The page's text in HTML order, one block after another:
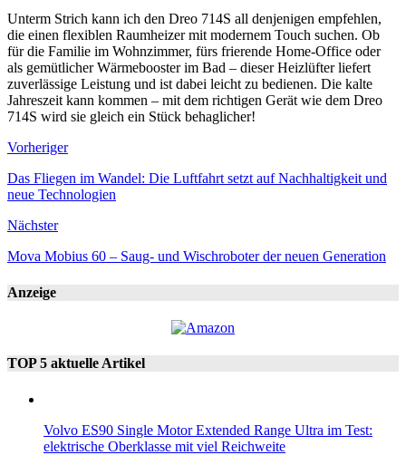
Unterm Strich kann ich den Dreo 714S all denjenigen empfehlen,
die einen flexiblen Raumheizer mit modernem Touch suchen. Ob
für die Familie im Wohnzimmer, fürs frierende Home-Office oder
als gemütlicher Wärmebooster im Bad – dieser Heizlüfter liefert
zuverlässige Leistung und ist dabei leicht zu bedienen. Die kalte
Jahreszeit kann kommen – mit dem richtigen Gerät wie dem Dreo
714S wird sie gleich ein Stück behaglicher!
Vorheriger
Das Fliegen im Wandel: Die Luftfahrt setzt auf Nachhaltigkeit und
neue Technologien
Nächster
Mova Mobius 60 – Saug- und Wischroboter der neuen Generation
Anzeige
TOP 5 aktuelle Artikel
Volvo ES90 Single Motor Extended Range Ultra im Test:
elektrische Oberklasse mit viel Reichweite